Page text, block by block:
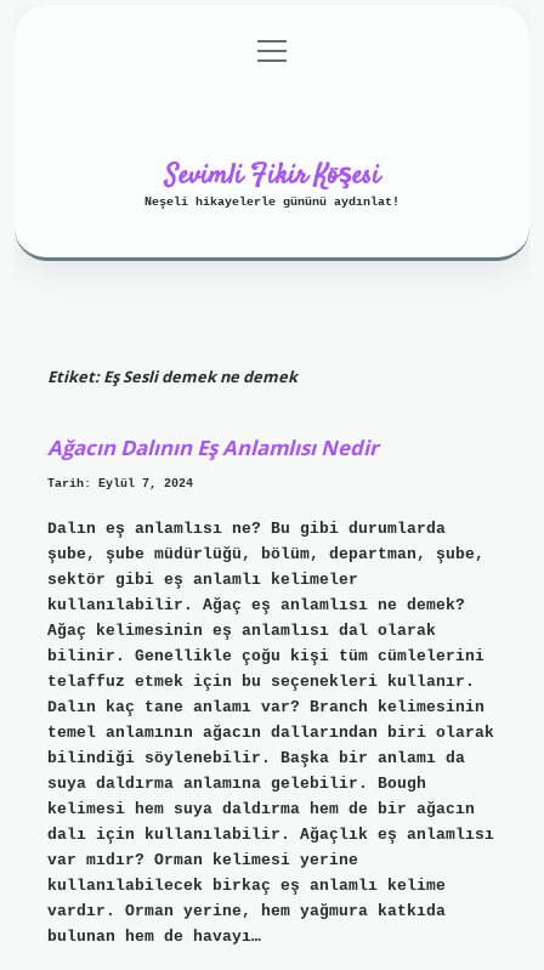
Gizlilik Politikası
menüyü
aç
Sevimli Fikir Köşesi
Neşeli hikayelerle gününü aydınlat!
Etiket:Eş Sesli demek ne demek
Ağacın Dalının Eş Anlamlısı Nedir
Tarih: Eylül 7, 2024
Dalın eş anlamlısı ne? Bu gibi durumlarda
şube, şube müdürlüğü, bölüm, departman, şube,
sektör gibi eş anlamlı kelimeler
kullanılabilir. Ağaç eş anlamlısı ne demek?
Ağaç kelimesinin eş anlamlısı dal olarak
bilinir. Genellikle çoğu kişi tüm cümlelerini
telaffuz etmek için bu seçenekleri kullanır.
Dalın kaç tane anlamı var? Branch kelimesinin
temel anlamının ağacın dallarından biri olarak
bilindiği söylenebilir. Başka bir anlamı da
suya daldırma anlamına gelebilir. Bough
kelimesi hem suya daldırma hem de bir ağacın
dalı için kullanılabilir. Ağaçlık eş anlamlısı
var mıdır? Orman kelimesi yerine
kullanılabilecek birkaç eş anlamlı kelime
vardır. Orman yerine, hem yağmura katkıda
bulunan hem de havayı…